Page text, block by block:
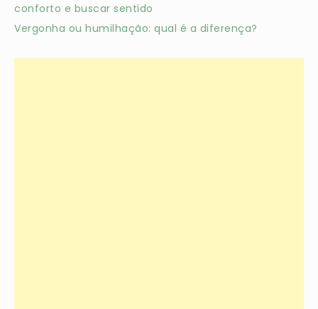
conforto e buscar sentido
Vergonha ou humilhação: qual é a diferença?